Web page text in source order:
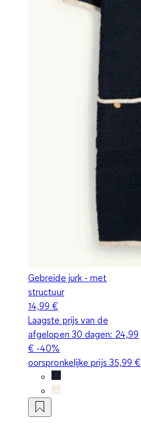
Gebreide jurk - met
structuur
14,99 €
Laagste prijs van de
afgelopen 30 dagen: 24,99
€ -40%
oorspronkelijke prijs 35,99 €